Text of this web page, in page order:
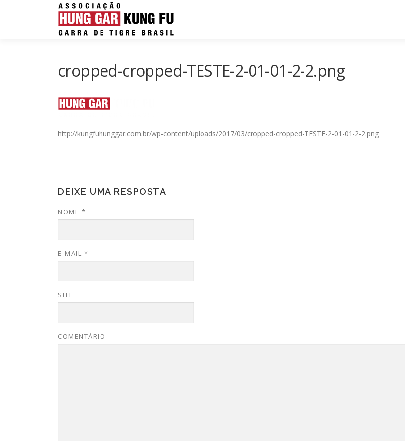
Pular para o conteúdo
cropped-cropped-TESTE-2-01-01-2-2.png
http://kungfuhunggar.com.br/wp-content/uploads/2017/03/cropped-cropped-TESTE-2-01-01-2-2.png
DEIXE UMA RESPOSTA
NOME *
E-MAIL *
SITE
COMENTÁRIO